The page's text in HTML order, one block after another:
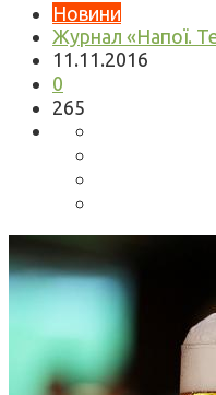
Новини
Журнал «Напої.
11.11.2016
0
265